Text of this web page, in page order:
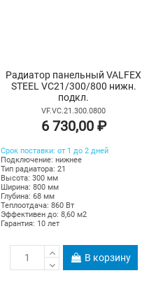
Радиатор панельный VALFEX
STEEL VC21/300/800 нижн.
подкл.
VF.VC.21.300.0800
6 730,00 ₽
Срок поставки: от 1 до 2 дней
Подключение: нижнее
Тип радиатора: 21
Высота: 300 мм
Ширина: 800 мм
Глубина: 68 мм
Теплоотдача: 860 Вт
Эффективен до: 8,60 м2
Гарантия: 10 лет
В корзину